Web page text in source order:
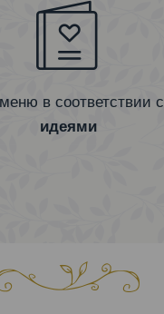
в соответствии с
идеями